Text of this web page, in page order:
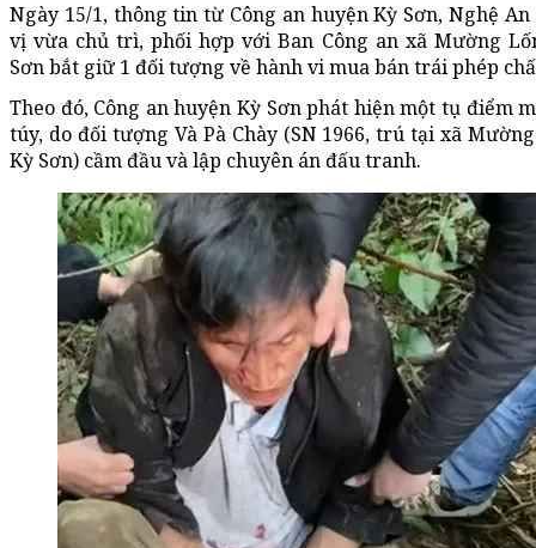
Ngày 15/1, thông tin từ Công an huyện Kỳ Sơn, Nghệ
vị vừa chủ trì, phối hợp với Ban Công an xã Mường
Sơn bắt giữ 1 đối tượng về hành vi mua bán trái phép
Theo đó, Công an huyện Kỳ Sơn phát hiện một tụ điểm
túy, do đối tượng Và Pà Chày (SN 1966, trú tại xã
Kỳ Sơn) cầm đầu và lập chuyên án đấu tranh.